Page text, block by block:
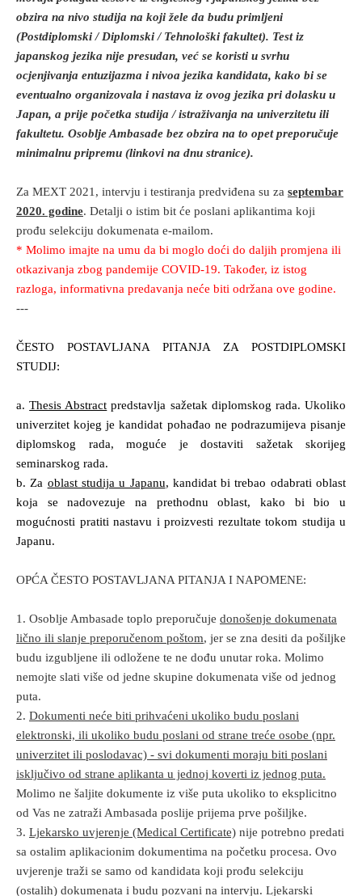
obzira na nivo studija na koji žele da budu primljeni
(Postdiplomski / Diplomski / Tehnološki fakultet). Test iz
japanskog jezika nije presudan, već se koristi u svrhu
ocjenjivanja entuzijazma i nivoa jezika kandidata, kako bi se
eventualno organizovala i nastava iz ovog jezika pri dolasku u
Japan, a prije početka studija / istraživanja na univerzitetu ili
fakultetu. Osoblje Ambasade bez obzira na to opet preporučuje
minimalnu pripremu (linkovi na dnu stranice).
Za MEXT 2021, intervju i testiranja predviđena su za septembar
2020. godine. Detalji o istim bit će poslani aplikantima koji
prođu selekciju dokumenata e-mailom.
* Molimo imajte na umu da bi moglo doći do daljih promjena ili
otkazivanja zbog pandemije COVID-19. Također, iz istog
razloga, informativna predavanja neće biti održana ove godine.
---
ČESTO POSTAVLJANA PITANJA ZA POSTDIPLOMSKI
STUDIJ:
a.Thesis Abstract predstavlja sažetak diplomskog rada. Ukoliko
univerzitet kojeg je kandidat pohađao ne podrazumijeva pisanje
diplomskog rada, moguće je dostaviti sažetak skorijeg
seminarskog rada.
b. Za oblast studija u Japanu, kandidat bi trebao odabrati oblast
koja se nadovezuje na prethodnu oblast, kako bi bio u
mogućnosti pratiti nastavu i proizvesti rezultate tokom studija u
Japanu.
OPĆA ČESTO POSTAVLJANA PITANJA I NAPOMENE:
1. Osoblje Ambasade toplo preporučuje donošenje dokumenata
lično ili slanje preporučenom poštom, jer se zna desiti da pošiljke
budu izgubljene ili odložene te ne dođu unutar roka. Molimo
nemojte slati više od jedne skupine dokumenata više od jednog
puta.
2. Dokumenti neće biti prihvaćeni ukoliko budu poslani
elektronski, ili ukoliko budu poslani od strane treće osobe (npr.
univerzitet ili poslodavac) - svi dokumenti moraju biti poslani
isključivo od strane aplikanta u jednoj koverti iz jednog puta.
Molimo ne šaljite dokumente iz više puta ukoliko to eksplicitno
od Vas ne zatraži Ambasada poslije prijema prve pošiljke.
3. Ljekarsko uvjerenje (Medical Certificate) nije potrebno predati
sa ostalim aplikacionim dokumentima na početku procesa. Ovo
uvjerenje traži se samo od kandidata koji prođu selekciju
(ostalih) dokumenata i budu pozvani na intervju. Ljekarski